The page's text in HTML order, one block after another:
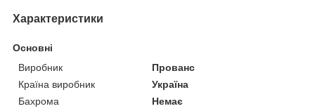
Характеристики
Основні
Виробник
Прованс
Країна виробник
Україна
Бахрома
Немає